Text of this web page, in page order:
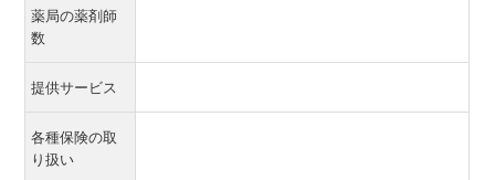
薬局の薬剤師
数
提供サービス
各種保険の取
り扱い